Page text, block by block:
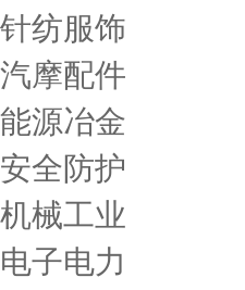
针纺服饰
汽摩配件
能源冶金
安全防护
机械工业
电子电力